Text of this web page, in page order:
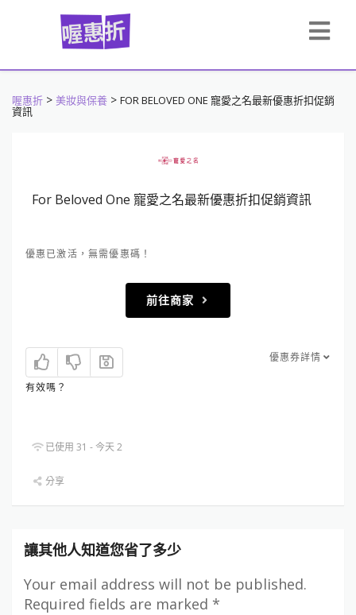
喔惠折 > 美妝與保養 > FOR BELOVED ONE 寵愛之名最新優惠折扣促銷
資訊
For Beloved One 寵愛之名最新優惠折扣促銷資訊
優惠已激活，無需優惠碼！
前往商家
有效嗎？
優惠券詳情
已使用 31 - 今天 2
分享
讓其他人知道您省了多少
Your email address will not be published.
Required fields are marked *